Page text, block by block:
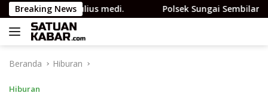
Langsung
ke
konten
Breaking News
JMSI Yulius medi. Polsek Sungai Sembilan Ungkap
Beranda Hiburan
Hiburan